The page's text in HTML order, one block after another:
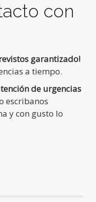
con
garantizado!
a tiempo.
de urgencias
escribanos
y con gusto lo